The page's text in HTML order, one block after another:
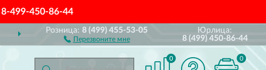
8-499-450-86-44
ДОСТАВИМ ПО ВСЕЙ РОССИИ
Розница:8 (499) 455-53-05
Перезвоните мне
Юрлица:
8 (499) 450-86-44
0 0